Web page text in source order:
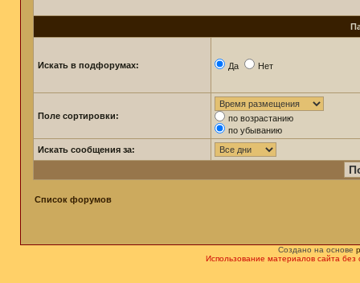
Искать в подфорумах: Да Нет
Поле сортировки:
по возрастанию
по убыванию
Искать сообщения за:
Список форумов
Создано на основе
Использование материалов сайта